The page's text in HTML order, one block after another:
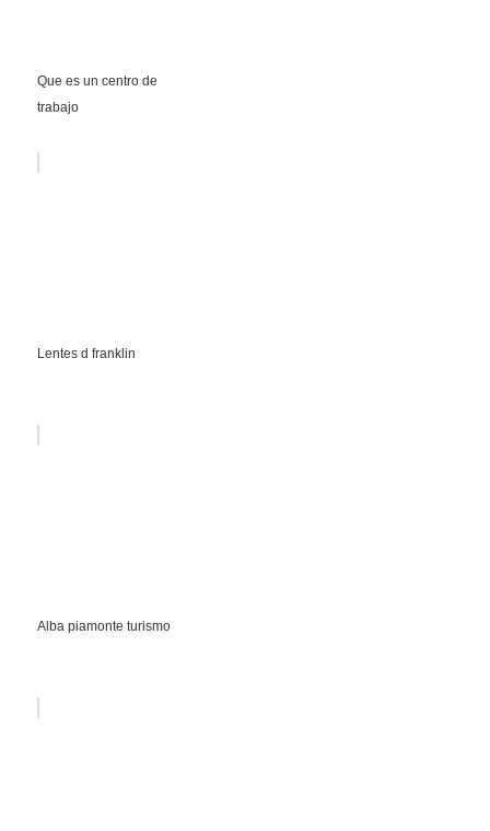
Que es un centro de
trabajo
Lentes d franklin
Alba piamonte turismo